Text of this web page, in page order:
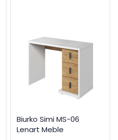
Biurko Simi MS-06
Lenart Meble